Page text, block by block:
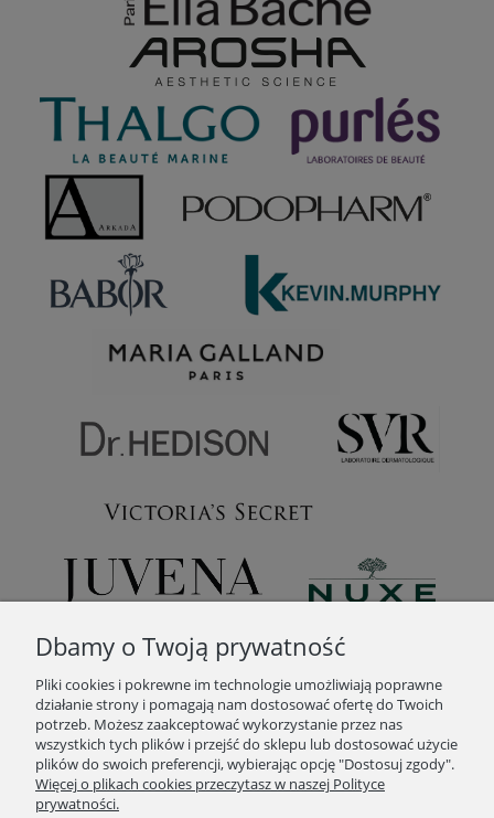
POMOC
Dbamy o Twoją prywatność
Pliki cookies i pokrewne im technologie umożliwiają poprawne
działanie strony i pomagają nam dostosować ofertę do Twoich
potrzeb. Możesz zaakceptować wykorzystanie przez nas
wszystkich tych plików i przejść do sklepu lub dostosować użycie
plików do swoich preferencji, wybierając opcję "Dostosuj zgody".
Więcej o plikach cookies przeczytasz w naszej Polityce
prywatności.